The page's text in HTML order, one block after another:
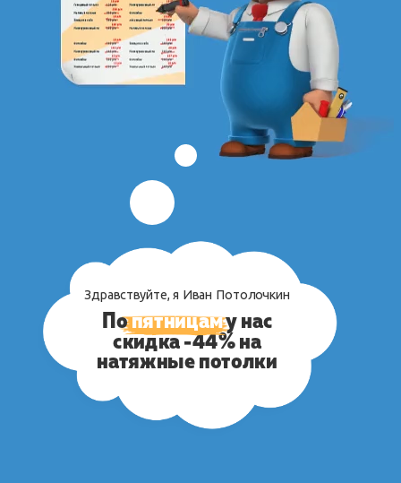
Здравствуйте, я Иван Потолочкин
Попятницамунас
скидка -44% на
натяжные потолки